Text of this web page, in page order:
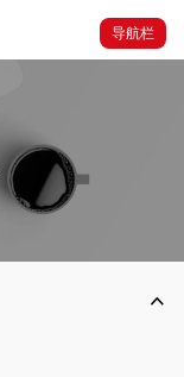
导航栏